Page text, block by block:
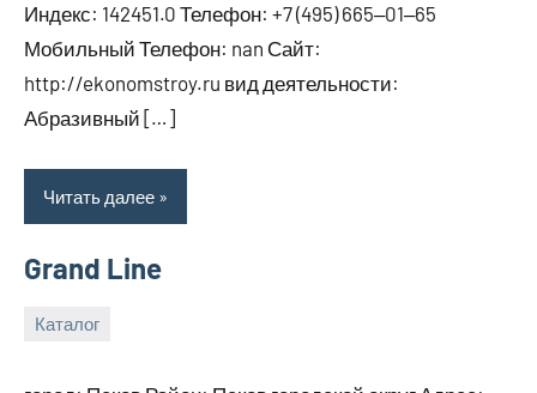
Индекс: 142451.0 Телефон: +7 (495) 665‒01‒65
Мобильный Телефон: nan Сайт:
http://ekonomstroy.ru вид деятельности:
Абразивный […]
Читать далее
Grand Line
Каталог